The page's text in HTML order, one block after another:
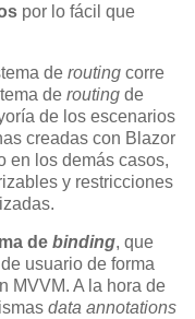
por lo fácil que
de routing corre
de routing de
de los escenarios
creadas con Blazor
en los demás casos,
y restricciones
de binding, que
usuario de forma
MVVM. A la hora de
data annotations